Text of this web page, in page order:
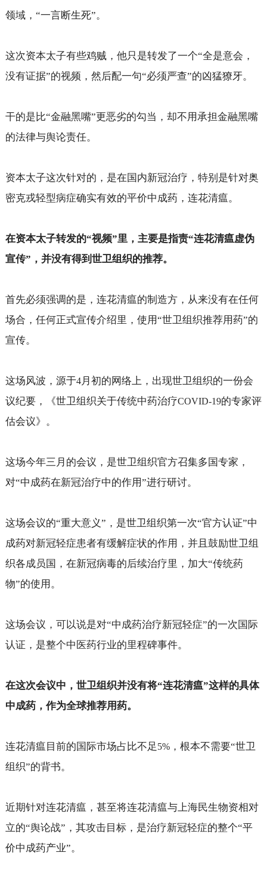
领域，“一言断生死”。
这次资本太子有些鸡贼，他只是转发了一个“全是意会，
没有证据”的视频，然后配一句“必须严查”的凶猛獠牙。
干的是比“金融黑嘴”更恶劣的勾当，却不用承担金融黑嘴
的法律与舆论责任。
资本太子这次针对的，是在国内新冠治疗，特别是针对奥
密克戎轻型病症确实有效的平价中成药，连花清瘟。
在资本太子转发的“视频”里，主要是指责“连花清瘟虚伪
宣传”，并没有得到世卫组织的推荐。
首先必须强调的是，连花清瘟的制造方，从来没有在任何
场合，任何正式宣传介绍里，使用“世卫组织推荐用药”的
宣传。
这场风波，源于4月初的网络上，出现世卫组织的一份会
议纪要，《世卫组织关于传统中药治疗COVID-19的专家评
估会议》。
这场今年三月的会议，是世卫组织官方召集多国专家，
对“中成药在新冠治疗中的作用”进行研讨。
这场会议的“重大意义”，是世卫组织第一次“官方认证”中
成药对新冠轻症患者有缓解症状的作用，并且鼓励世卫组
织各成员国，在新冠病毒的后续治疗里，加大“传统药
物”的使用。
这场会议，可以说是对“中成药治疗新冠轻症”的一次国际
认证，是整个中医药行业的里程碑事件。
在这次会议中，世卫组织并没有将“连花清瘟”这样的具体
中成药，作为全球推荐用药。
连花清瘟目前的国际市场占比不足5%，根本不需要“世卫
组织”的背书。
近期针对连花清瘟，甚至将连花清瘟与上海民生物资相对
立的“舆论战”，其攻击目标，是治疗新冠轻症的整个“平
价中成药产业”。